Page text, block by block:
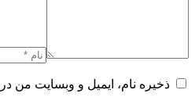
ذخیره نام، ایمیل و وبسایت من